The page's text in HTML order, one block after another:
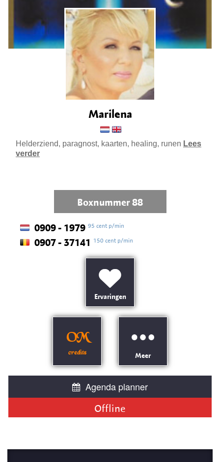
Marilena
Helderziend, paragnost, kaarten, healing, runen Lees
verder
Boxnummer 88
0909 - 1979 95 cent p/min
0907 - 37141 150 cent p/min
Ervaringen
OM
credits Meer
Agenda planner
Offline